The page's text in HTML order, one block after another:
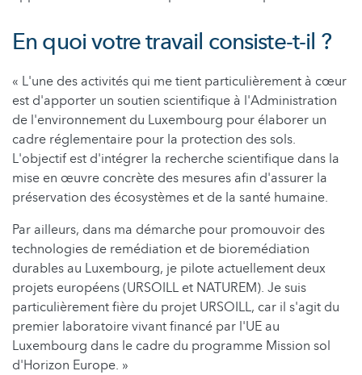
En quoi votre travail consiste-t-il ?
« L'une des activités qui me tient particulièrement à cœur
est d'apporter un soutien scientifique à l'Administration
de l'environnement du Luxembourg pour élaborer un
cadre réglementaire pour la protection des sols.
L'objectif est d'intégrer la recherche scientifique dans la
mise en œuvre concrète des mesures afin d'assurer la
préservation des écosystèmes et de la santé humaine.
Par ailleurs, dans ma démarche pour promouvoir des
technologies de remédiation et de bioremédiation
durables au Luxembourg, je pilote actuellement deux
projets européens (URSOILL et NATUREM). Je suis
particulièrement fière du projet URSOILL, car il s'agit du
premier laboratoire vivant financé par l'UE au
Luxembourg dans le cadre du programme Mission sol
d'Horizon Europe. »